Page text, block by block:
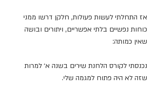
אז התחלתי לעשות פעולות, חלקן דרשו ממני
כוחות נפשיים בלתי אפשריים, ויתורים ובושה
שאין כמותה:
נכנסתי לקורס הלחנת שירים בשנה א׳ למרות
שזה לא היה פתוח למגמה שלי.